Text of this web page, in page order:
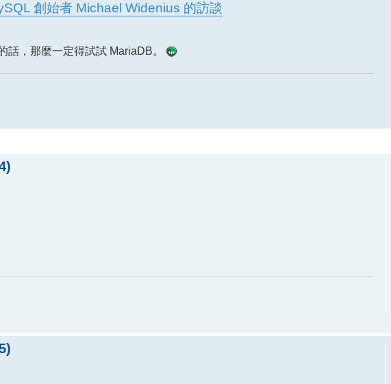
創始者 Michael Widenius 的訪談
話，那麼一定得試試 MariaDB。